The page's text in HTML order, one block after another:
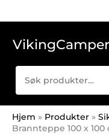
rett
innholdet
VikingCamper
Hjem Produkter
Brannteppe 100 x 100